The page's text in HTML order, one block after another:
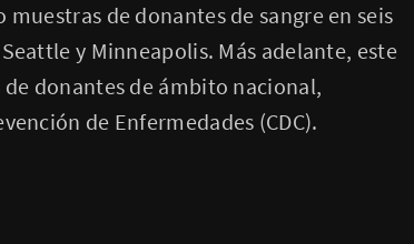
de donantes de sangre en seis
y Minneapolis. Más adelante, este
donantes de ámbito nacional,
de Enfermedades (CDC).